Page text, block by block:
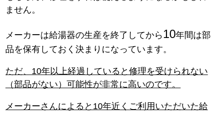
ません。
メーカーは給湯器の生産を終了してから10年間は部
品を保有しておく決まりになっています。
ただ、10年以上経過していると修理を受けられない
（部品がない）可能性が非常に高いのです。
メーカーさんによると10年近くご利用いただいた給